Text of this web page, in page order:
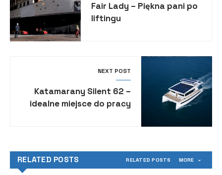
Fair Lady – Piękna pani po
liftingu
NEXT POST
Katamarany Silent 62 –
idealne miejsce do pracy
RELATED POSTS RELATED POSTS MORE